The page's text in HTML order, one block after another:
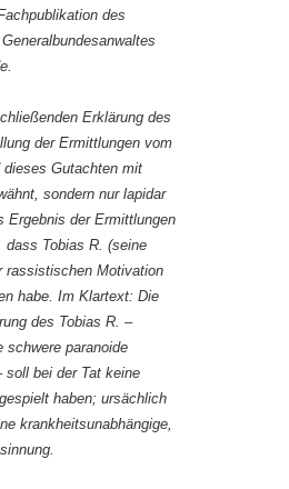
des
Erklärung des
der Ermittlungen vom
dieses Gutachten mit
sondern nur lapidar
Ergebnis der Ermittlungen
Tobias R. (seine
rassistischen Motivation
habe. Im Klartext: Die
des Tobias R. –
schwere paranoide
soll bei der Tat keine
haben; ursächlich
krankheitsunabhängige,